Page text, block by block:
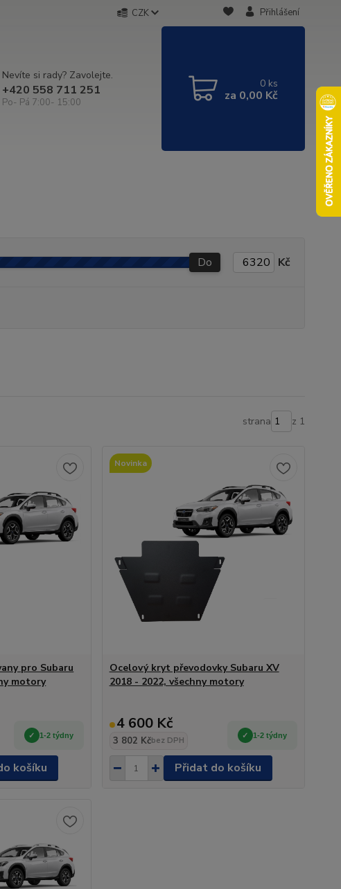
CZK Přihlášení
Nevíte si rady? Zavolejte.
+420 558 711 251
Po- Pá 7:00- 15:00
0 ks
za 0,00 Kč
Do Kč
strana z 1
pro Subaru
motory
1-2 týdny
košíku
Novinka
Ocelový kryt převodovky Subaru XV
2018 - 2022, všechny motory
4 600 Kč
3 802 Kčbez DPH
1-2 týdny
Přidat do košíku